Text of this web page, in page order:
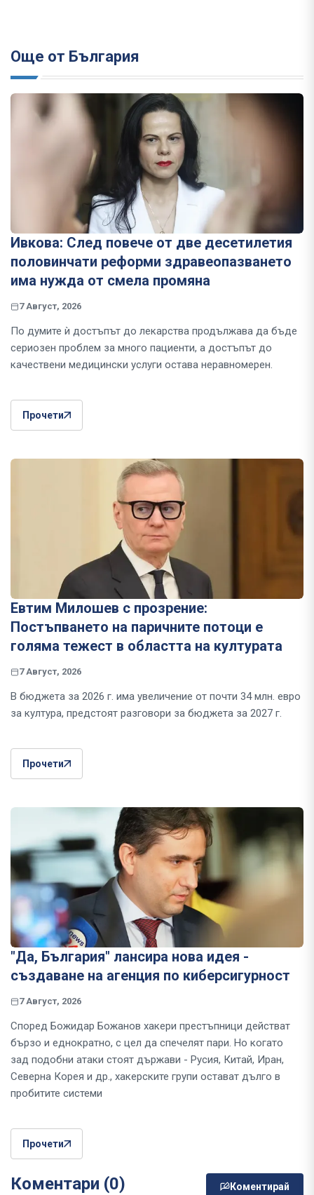
Още от България
Ивкова: След повече от две десетилетия
половинчати реформи здравеопазването
има нужда от смела промяна
7 Август, 2026
По думите ѝ достъпът до лекарства продължава да бъде
сериозен проблем за много пациенти, а достъпът до
качествени медицински услуги остава неравномерен.
Прочети
Евтим Милошев с прозрение:
Постъпването на паричните потоци е
голяма тежест в областта на културата
7 Август, 2026
В бюджета за 2026 г. има увеличение от почти 34 млн. евро
за култура, предстоят разговори за бюджета за 2027 г.
Прочети
"Да, България" лансира нова идея -
създаване на агенция по киберсигурност
7 Август, 2026
Според Божидар Божанов хакери престъпници действат
бързо и еднократно, с цел да спечелят пари. Но когато
зад подобни атаки стоят държави - Русия, Китай, Иран,
Северна Корея и др., хакерските групи остават дълго в
пробитите системи
Прочети
Коментари (0) Коментирай